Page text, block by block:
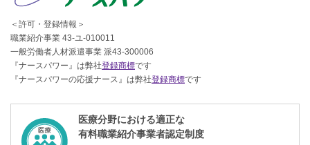
＜許可・登録情報＞
職業紹介事業 43-ユ-010011
一般労働者人材派遣事業 派43-300006
『ナースパワー』は弊社登録商標です
『ナースパワーの応援ナース』は弊社登録商標です
医療分野における適正な
有料職業紹介事業者認定制度